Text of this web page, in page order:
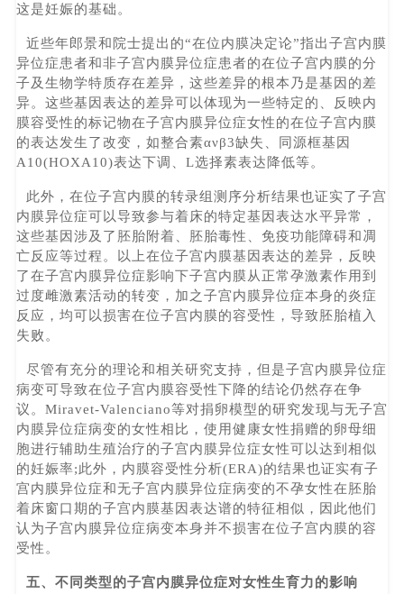
这是妊娠的基础。
近些年郎景和院士提出的“在位内膜决定论”指出子宫内膜
异位症患者和非子宫内膜异位症患者的在位子宫内膜的分
子及生物学特质存在差异，这些差异的根本乃是基因的差
异。这些基因表达的差异可以体现为一些特定的、反映内
膜容受性的标记物在子宫内膜异位症女性的在位子宫内膜
的表达发生了改变，如整合素ανβ3缺失、同源框基因
A10(HOXA10)表达下调、L选择素表达降低等。
此外，在位子宫内膜的转录组测序分析结果也证实了子宫
内膜异位症可以导致参与着床的特定基因表达水平异常，
这些基因涉及了胚胎附着、胚胎毒性、免疫功能障碍和凋
亡反应等过程。以上在位子宫内膜基因表达的差异，反映
了在子宫内膜异位症影响下子宫内膜从正常孕激素作用到
过度雌激素活动的转变，加之子宫内膜异位症本身的炎症
反应，均可以损害在位子宫内膜的容受性，导致胚胎植入
失败。
尽管有充分的理论和相关研究支持，但是子宫内膜异位症
病变可导致在位子宫内膜容受性下降的结论仍然存在争
议。Miravet-Valenciano等对捐卵模型的研究发现与无子宫
内膜异位症病变的女性相比，使用健康女性捐赠的卵母细
胞进行辅助生殖治疗的子宫内膜异位症女性可以达到相似
的妊娠率;此外，内膜容受性分析(ERA)的结果也证实有子
宫内膜异位症和无子宫内膜异位症病变的不孕女性在胚胎
着床窗口期的子宫内膜基因表达谱的特征相似，因此他们
认为子宫内膜异位症病变本身并不损害在位子宫内膜的容
受性。
五、不同类型的子宫内膜异位症对女性生育力的影响